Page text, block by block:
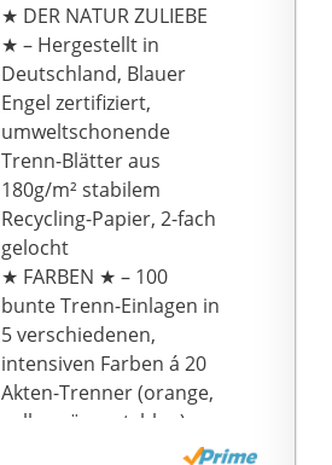
★ DER NATUR ZULIEBE
★ – Hergestellt in
Deutschland, Blauer
Engel zertifiziert,
umweltschonende
Trenn-Blätter aus
180g/m² stabilem
Recycling-Papier, 2-fach
gelocht
★ FARBEN ★ – 100
bunte Trenn-Einlagen in
5 verschiedenen,
intensiven Farben á 20
Akten-Trenner (orange,
gelb, grün, rot, blau),
auch ideal für Drucker